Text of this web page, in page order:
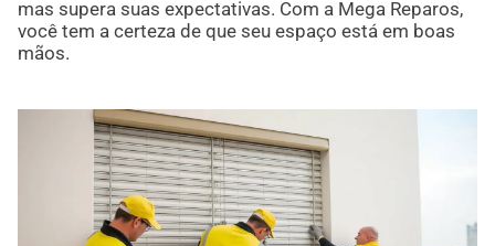
mas supera suas expectativas. Com a Mega Reparos,
você tem a certeza de que seu espaço está em boas
mãos.